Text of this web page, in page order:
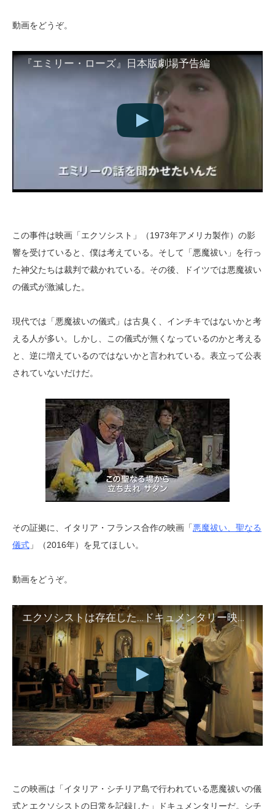
動画をどうぞ。
『エミリー・ローズ』日本版劇場予告編
この事件は映画「エクソシスト」（1973年アメリカ製作）の影
響を受けていると、僕は考えている。そして「悪魔祓い」を行っ
た神父たちは裁判で裁かれている。その後、ドイツでは悪魔祓い
の儀式が激減した。
現代では「悪魔祓いの儀式」は古臭く、インチキではないかと考
える人が多い。しかし、この儀式が無くなっているのかと考える
と、逆に増えているのではないかと言われている。表立って公表
されていないだけだ。
その証拠に、イタリア・フランス合作の映画「悪魔祓い、聖なる
儀式 」（2016年）を見てほしい。
動画をどうぞ。
エクソシストは存在した…ドキュメンタリー映画『悪魔祓い、聖なる儀式』予告編
この映画は「イタリア・シチリア島で行われている悪魔祓いの儀
式とエクソシストの日常を記録した」ドキュメンタリーだ。シチ